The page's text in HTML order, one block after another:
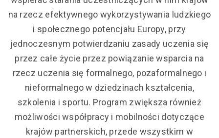
na rzecz efektywnego wykorzystywania ludzkiego
i społecznego potencjału Europy, przy
jednoczesnym potwierdzaniu zasady uczenia się
przez całe życie przez powiązanie wsparcia na
rzecz uczenia się formalnego, pozaformalnego i
nieformalnego w dziedzinach kształcenia,
szkolenia i sportu. Program zwiększa również
możliwości współpracy i mobilności dotyczące
krajów partnerskich, przede wszystkim w